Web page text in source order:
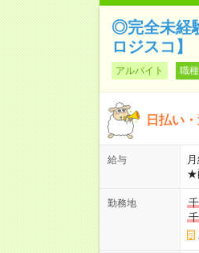
◎完全未経
ロジスコ】
アルバイト 職
日払い
給与
★
勤務地